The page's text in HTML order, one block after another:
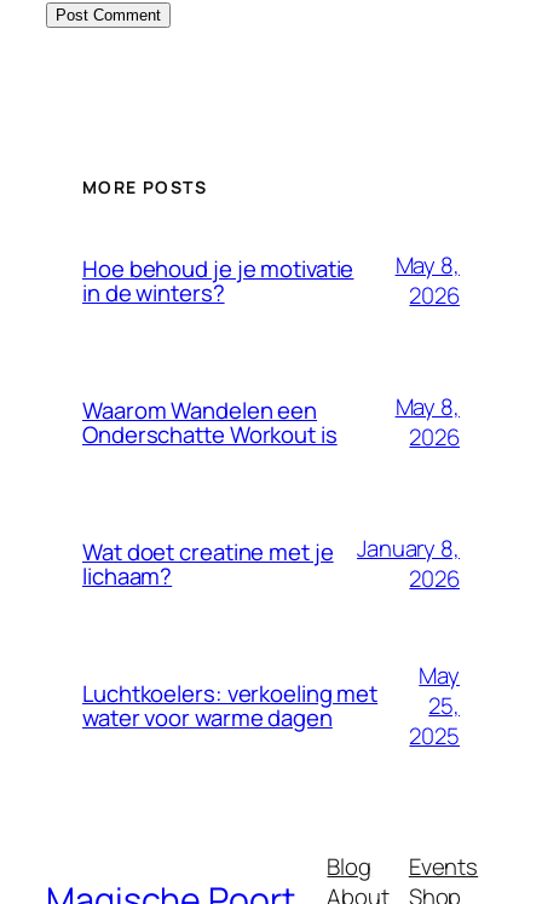
MORE POSTS
Hoe behoud je je motivatie
in de winters?
May 8,
2026
Waarom Wandelen een
Onderschatte Workout is
May 8,
2026
Wat doet creatine met je
lichaam?
January 8,
2026
Luchtkoelers: verkoeling met
water voor warme dagen
May
25,
2025
Blog
About
Events
Shop